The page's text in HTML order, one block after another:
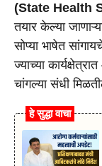
(State Health
तयार केल्या
सोप्या भाषेत
ज्याच्या
चांगल्या संधी
हे सुद्धा वाचा